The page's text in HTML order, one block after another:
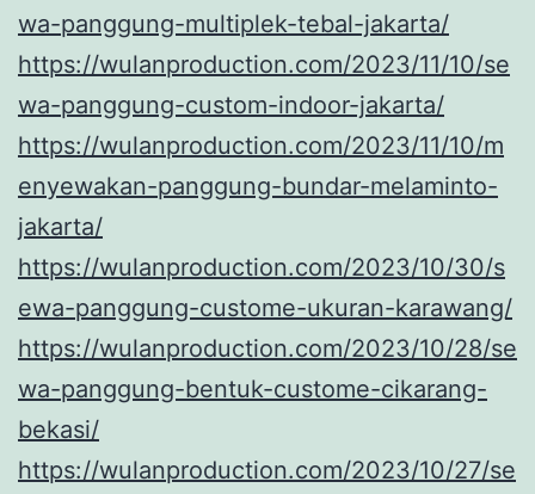
wa-panggung-multiplek-tebal-jakarta/
https://wulanproduction.com/2023/11/10/se
wa-panggung-custom-indoor-jakarta/
https://wulanproduction.com/2023/11/10/m
enyewakan-panggung-bundar-melaminto-
jakarta/
https://wulanproduction.com/2023/10/30/s
ewa-panggung-custome-ukuran-karawang/
https://wulanproduction.com/2023/10/28/se
wa-panggung-bentuk-custome-cikarang-
bekasi/
https://wulanproduction.com/2023/10/27/se